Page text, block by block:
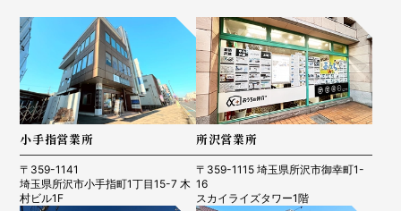
小手指営業所
〒359-1141
埼玉県所沢市小手指町1丁目15-7 木
村ビル1F
所沢営業所
〒359-1115 埼玉県所沢市御幸町1-
16
スカイライズタワー1階